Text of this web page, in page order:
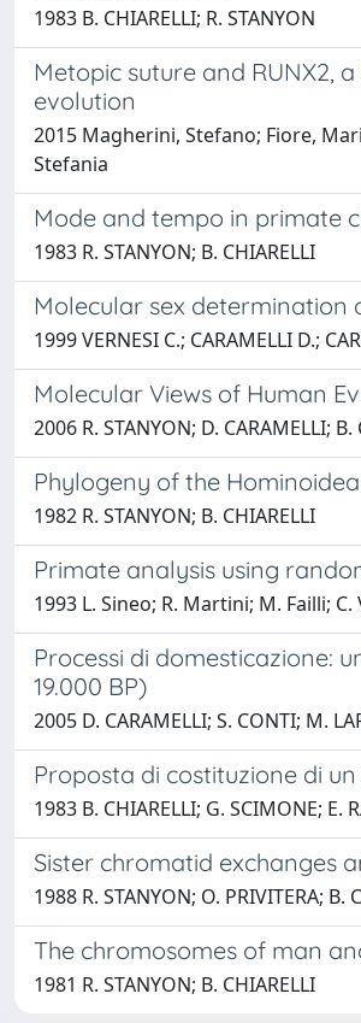
1983 B. CHIARELLI; R. STANYON
Metopic suture and RUNX2,
evolution
2015 Magherini, Stefano; Fiore,
Stefania
Mode and tempo in primate
1983 R. STANYON; B. CHIARELLI
Molecular sex determination
1999 VERNESI C.; CARAMELLI D.;
Molecular Views of Human
2006 R. STANYON; D. CARAMELLI; B.
Phylogeny of the
1982 R. STANYON; B. CHIARELLI
Primate analysis using
1993 L. Sineo; R. Martini; M. Failli;
Processi di domesticazione:
19.000 BP)
2005 D. CARAMELLI; S. CONTI; M.
Proposta di costituzione di
1983 B. CHIARELLI; G. SCIMONE; E.
Sister chromatid exchanges
1988 R. STANYON; O. PRIVITERA; B.
The chromosomes of man
1981 R. STANYON; B. CHIARELLI